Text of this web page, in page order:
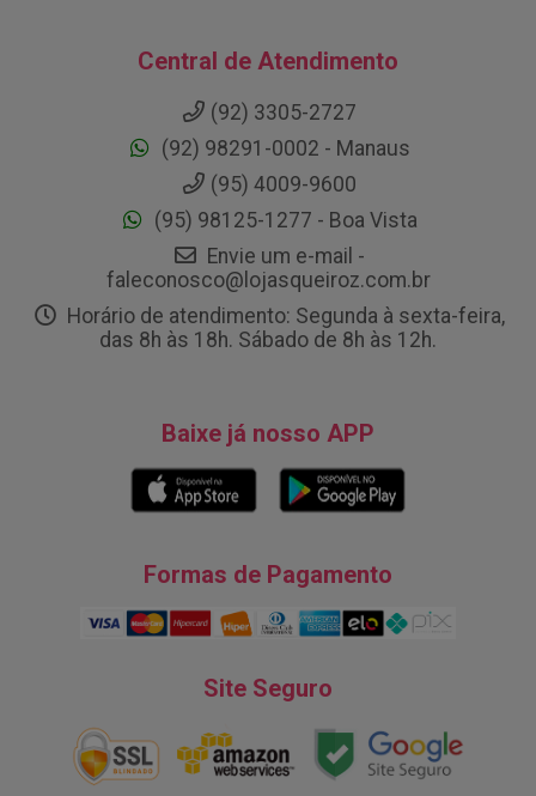
Central de Atendimento
(92) 3305-2727
(92) 98291-0002 - Manaus
(95) 4009-9600
(95) 98125-1277 - Boa Vista
Envie um e-mail -
faleconosco@lojasqueiroz.com.br
Horário de atendimento: Segunda à sexta-feira,
das 8h às 18h. Sábado de 8h às 12h.
Baixe já nosso APP
Formas de Pagamento
Site Seguro